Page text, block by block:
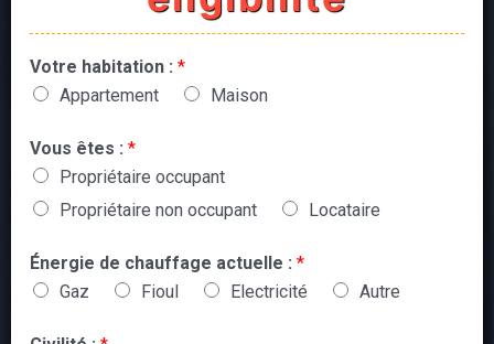
Votre habitation : *
Appartement
Maison
Vous êtes : *
Propriétaire occupant
Propriétaire non occupant
Locataire
Énergie de chauffage actuelle : *
Gaz
Fioul Electricité Autre